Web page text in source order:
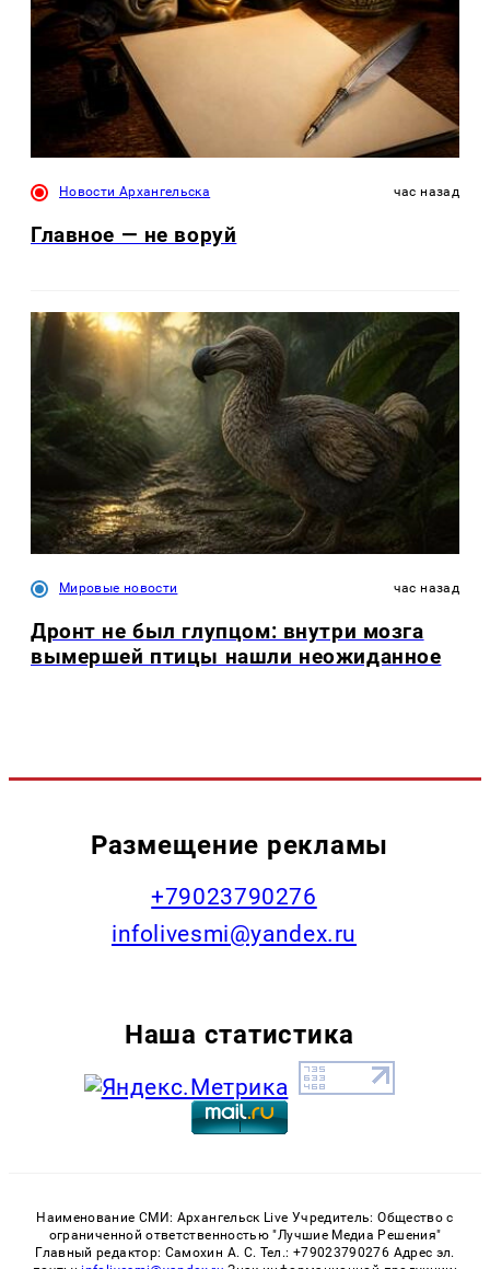
Новости Архангельска час назад
Главное — не воруй
Мировые новости час назад
Дронт не был глупцом: внутри мозга
вымершей птицы нашли неожиданное
Размещение рекламы
+79023790276
infolivesmi@yandex.ru
Наша статистика
Наименование СМИ: Архангельск Live Учредитель: Общество с
ограниченной ответственностью "Лучшие Медиа Решения"
Главный редактор: Самохин А. С. Тел.: +79023790276 Адрес эл.